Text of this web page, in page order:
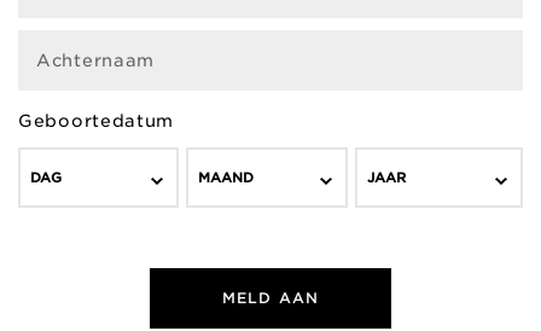
Achternaam
Geboortedatum
DAG MAAND JAAR
MELD AAN